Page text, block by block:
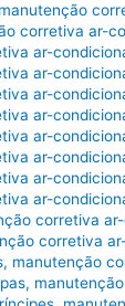
manutenção
corretiva ar-
ar-
ar-
ar-
ar-
ar-
ar-
ar-
ar-
corretiva
corretiva
, manutenção
,